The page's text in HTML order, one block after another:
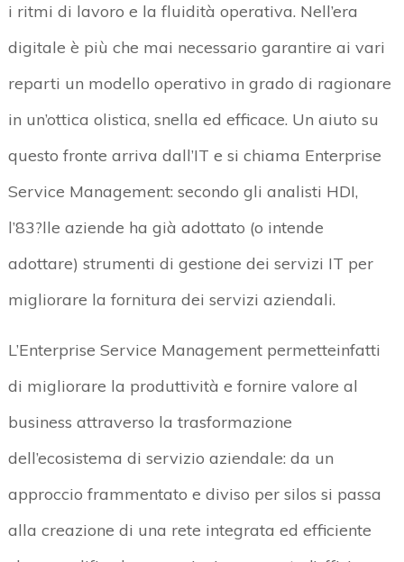
i ritmi di lavoro e la fluidità operativa. Nell’era
digitale è più che mai necessario garantire ai vari
reparti un modello operativo in grado di ragionare
in un’ottica olistica, snella ed efficace. Un aiuto su
questo fronte arriva dall’IT e si chiama Enterprise
Service Management: secondo gli analisti HDI,
l’83?lle aziende ha già adottato (o intende
adottare) strumenti di gestione dei servizi IT per
migliorare la fornitura dei servizi aziendali.
L’Enterprise Service Management permetteinfatti
di migliorare la produttività e fornire valore al
business attraverso la trasformazione
dell’ecosistema di servizio aziendale: da un
approccio frammentato e diviso per silos si passa
alla creazione di una rete integrata ed efficiente